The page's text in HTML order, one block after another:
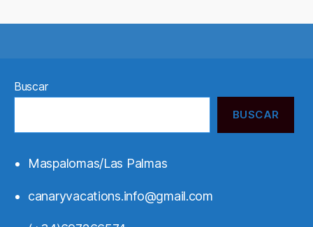
Buscar
BUSCAR
Maspalomas/Las Palmas
canaryvacations.info@gmail.com